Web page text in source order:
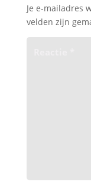
Je e-mailadres
velden zijn